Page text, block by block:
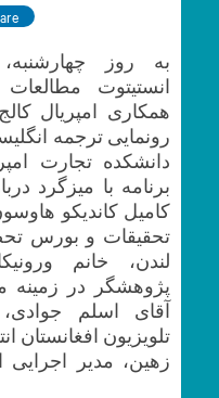
انستیتوت
همکاری امپریال
رونمایی ترجمه
دانشکده تجارت
برنامه با میزگرد
کامیل کاندیکو
تحقیقات و بورس
لندن، خانم
پژوهشگر در زمینه
آقای اسلم
تلویزیون افغانستان
زهین، مدیر اجرایی